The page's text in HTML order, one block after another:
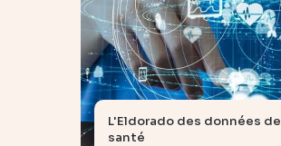
L'Eldorado des données de
santé